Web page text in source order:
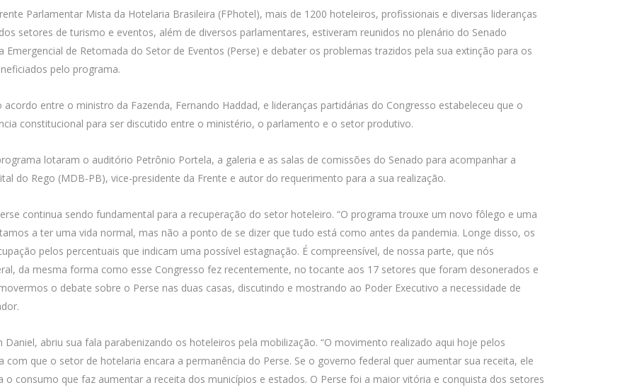
Parlamentar Mista da Hotelaria Brasileira (FPhotel), mais de 1200 hoteleiros, profissionais e diversas lideranças
setores de turismo e eventos, além de diversos parlamentares, estiveram reunidos no plenário do Senado
de Retomada do Setor de Eventos (Perse) e debater os problemas trazidos pela sua extinção para os
pelo programa.
entre o ministro da Fazenda, Fernando Haddad, e lideranças partidárias do Congresso estabeleceu que o
constitucional para ser discutido entre o ministério, o parlamento e o setor produtivo.
lotaram o auditório Petrônio Portela, a galeria e as salas de comissões do Senado para acompanhar a
do Rego (MDB-PB), vice-presidente da Frente e autor do requerimento para a sua realização.
continua sendo fundamental para a recuperação do setor hoteleiro. “O programa trouxe um novo fôlego e uma
a ter uma vida normal, mas não a ponto de se dizer que tudo está como antes da pandemia. Longe disso, os
pelos percentuais que indicam uma possível estagnação. É compreensível, de nossa parte, que nós
da mesma forma como esse Congresso fez recentemente, no tocante aos 17 setores que foram desonerados e
o debate sobre o Perse nas duas casas, discutindo e mostrando ao Poder Executivo a necessidade de
abriu sua fala parabenizando os hoteleiros pela mobilização. “O movimento realizado aqui hoje pelos
que o setor de hotelaria encara a permanência do Perse. Se o governo federal quer aumentar sua receita, ele
consumo que faz aumentar a receita dos municípios e estados. O Perse foi a maior vitória e conquista dos setores